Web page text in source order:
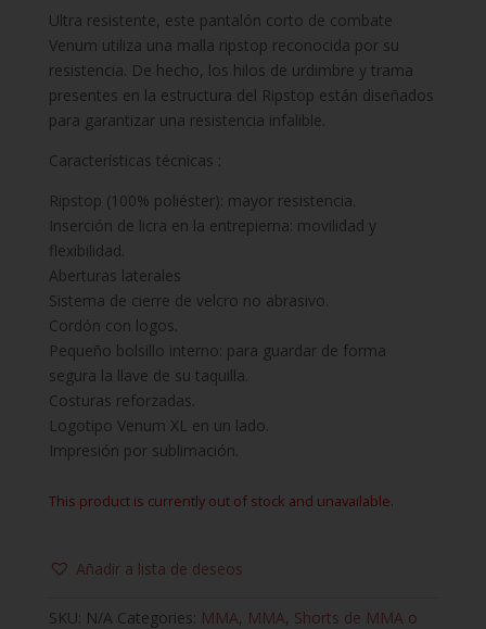
Ultra resistente, este pantalón corto de combate
Venum utiliza una malla ripstop reconocida por su
resistencia. De hecho, los hilos de urdimbre y trama
presentes en la estructura del Ripstop están diseñados
para garantizar una resistencia infalible.
Características técnicas :
Ripstop (100% poliéster): mayor resistencia.
Inserción de licra en la entrepierna: movilidad y
flexibilidad.
Aberturas laterales
Sistema de cierre de velcro no abrasivo.
Cordón con logos.
Pequeño bolsillo interno: para guardar de forma
segura la llave de su taquilla.
Costuras reforzadas.
Logotipo Venum XL en un lado.
Impresión por sublimación.
This product is currently out of stock and unavailable.
Añadir a lista de deseos
SKU: N/A Categories: MMA, MMA, Shorts de MMA o